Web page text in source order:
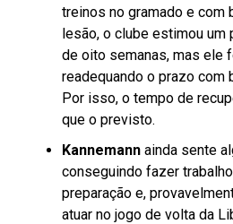
treinos no gramado e com
lesão, o clube estimou um
de oito semanas, mas ele
readequando o prazo com
Por isso, o tempo de
que o previsto.
Kannemannainda sente
conseguindo fazer
preparação e,
atuar no jogo de volta da